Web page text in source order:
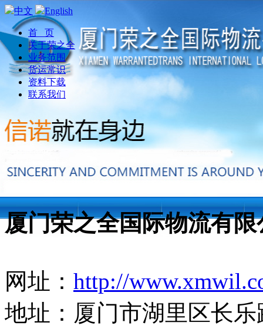
中文 English
首 页
关于荣之全
业务范围
货运常识
资料下载
联系我们
厦门荣之全国际物流有限
网址： http://
地址：厦门市湖里区长乐